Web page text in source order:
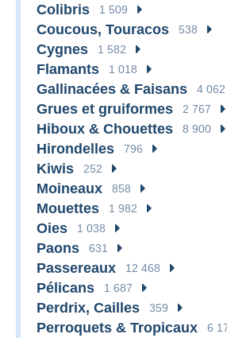
Colibris 1 509
Coucous, Touracos 538
Cygnes 1 582
Flamants 1 018
Gallinacées & Faisans 4 062
Grues et gruiformes 2 767
Hiboux & Chouettes 8 900
Hirondelles 796
Kiwis 252
Moineaux 858
Mouettes 1 982
Oies 1 038
Paons 631
Passereaux 12 468
Pélicans 1 687
Perdrix, Cailles 359
Perroquets & Tropicaux 6